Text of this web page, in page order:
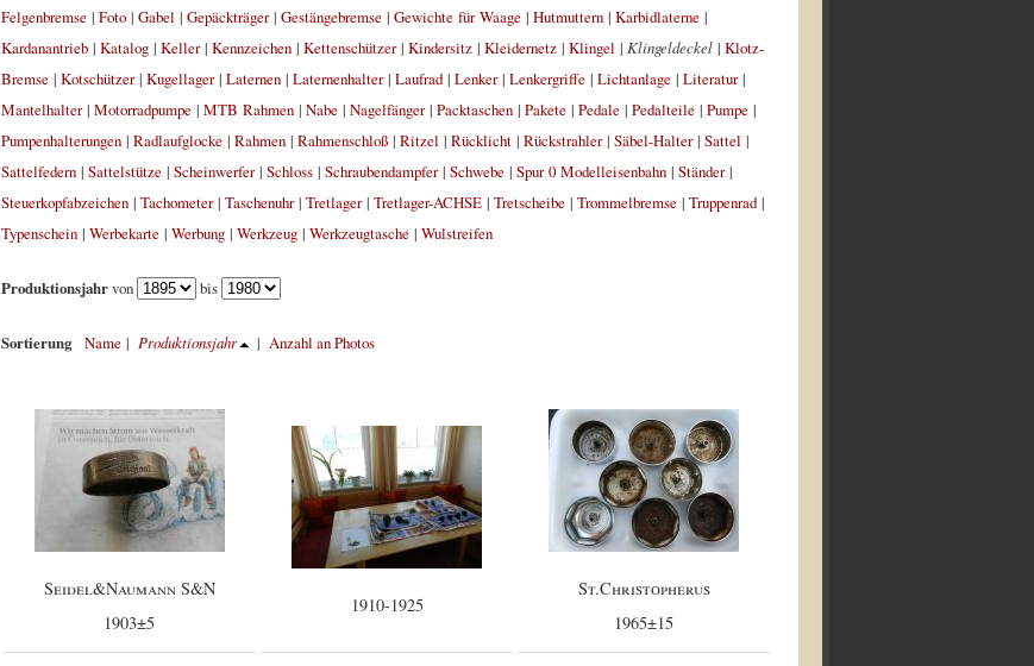
Felgenbremse| Foto| Gabel | Gepäckträger| Gestängebremse| Gewichte für Waage| Hutmuttern| Karbidlaterne|
Kardanantrieb| Katalog| Keller| Kennzeichen| Kettenschützer| Kindersitz| Kleidernetz| Klingel | Klingeldeckel| Klotz-
Bremse| Kotschützer| Kugellager| Laternen| Laternenhalter| Laufrad| Lenker| Lenkergriffe| Lichtanlage| Literatur|
Mantelhalter| Motorradpumpe| MTB Rahmen| Nabe| Nagelfänger| Packtaschen| Pakete| Pedale| Pedalteile| Pumpe|
Pumpenhalterungen| Radlaufglocke| Rahmen| Rahmenschloß| Ritzel | Rücklicht| Rückstrahler| Säbel-Halter| Sattel |
Sattelfedern| Sattelstütze| Scheinwerfer| Schloss| Schraubendampfer| Schwebe| Spur 0 Modelleisenbahn| Ständer|
Steuerkopfabzeichen| Tachometer| Taschenuhr| Tretlager| Tretlager-ACHSE| Tretscheibe| Trommelbremse| Truppenrad|
Typenschein| Werbekarte| Werbung| Werkzeug| Werkzeugtasche| Wulstreifen
Produktionsjahrvon bis
Sortierung Name| Produktionsjahr | Anzahl an Photos
Seidel&Naumann S&N
1903±5
1910-1925
St.Christopherus
1965±15